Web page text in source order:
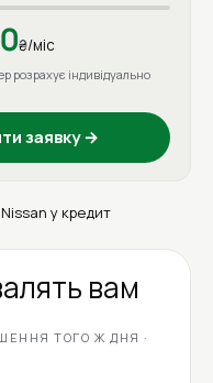
₴/міс
розрахує індивідуально
заявку →
у кредит
вам
ТОГО Ж ДНЯ ·